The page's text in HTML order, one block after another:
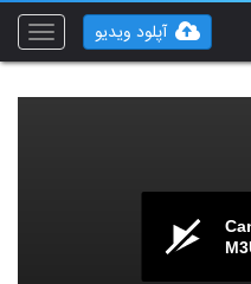
Toggle
آپلود ویدیو